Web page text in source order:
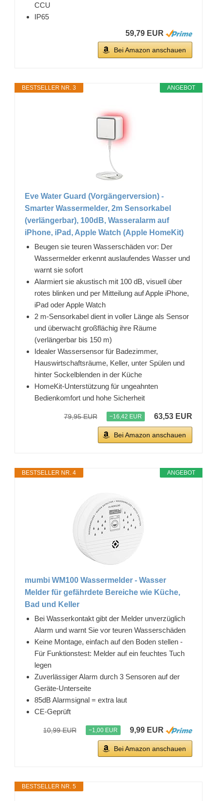
CCU
IP65
59,79 EUR
Bei Amazon anschauen
ANGEBOT
BESTSELLER NR. 3
Eve Water Guard (Vorgängerversion) -
Smarter Wassermelder, 2m Sensorkabel
(verlängerbar), 100dB, Wasseralarm auf
iPhone, iPad, Apple Watch (Apple HomeKit)
Beugen sie teuren Wasserschäden vor: Der
Wassermelder erkennt auslaufendes Wasser und
warnt sie sofort
Alarmiert sie akustisch mit 100 dB, visuell über
rotes blinken und per Mitteilung auf Apple iPhone,
iPad oder Apple Watch
2 m-Sensorkabel dient in voller Länge als Sensor
und überwacht großflächig ihre Räume
(verlängerbar bis 150 m)
Idealer Wassersensor für Badezimmer,
Hauswirtschaftsräume, Keller, unter Spülen und
hinter Sockelblenden in der Küche
HomeKit-Unterstützung für ungeahnten
Bedienkomfort und hohe Sicherheit
79,95 EUR −16,42 EUR 63,53 EUR
Bei Amazon anschauen
ANGEBOT
BESTSELLER NR. 4
mumbi WM100 Wassermelder - Wasser
Melder für gefährdete Bereiche wie Küche,
Bad und Keller
Bei Wasserkontakt gibt der Melder unverzüglich
Alarm und warnt Sie vor teuren Wasserschäden
Keine Montage, einfach auf den Boden stellen -
Für Funktionstest: Melder auf ein feuchtes Tuch
legen
Zuverlässiger Alarm durch 3 Sensoren auf der
Geräte-Unterseite
85dB Alarmsignal = extra laut
CE-Geprüft
10,99 EUR −1,00 EUR 9,99 EUR
Bei Amazon anschauen
BESTSELLER NR. 5